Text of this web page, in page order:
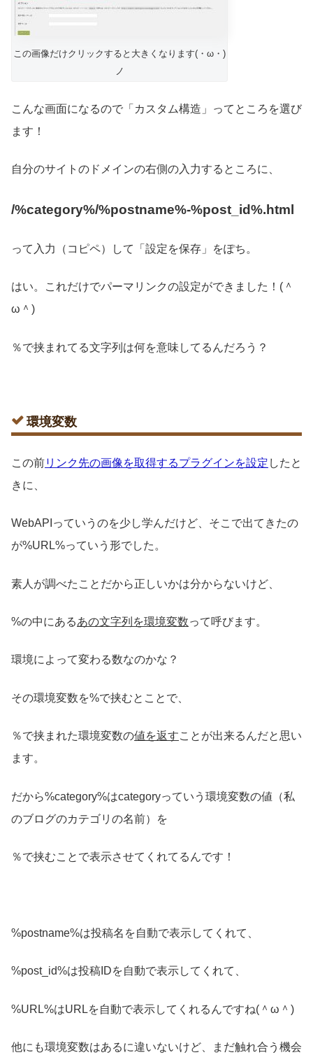
この画像だけクリックすると大きくなります(・ω・)
ノ
こんな画面になるので「カスタム構造」ってところを選び
ます！
自分のサイトのドメインの右側の入力するところに、
/%category%/%postname%-%post_id%.html
って入力（コピペ）して「設定を保存」をぽち。
はい。これだけでパーマリンクの設定ができました！(＾
ω＾)
％で挟まれてる文字列は何を意味してるんだろう？
環境変数
この前リンク先の画像を取得するプラグインを設定 したと
きに、
WebAPIっていうのを少し学んだけど、そこで出てきたの
が%URL%っていう形でした。
素人が調べたことだから正しいかは分からないけど、
%の中にあるあの文字列を環境変数って呼びます。
環境によって変わる数なのかな？
その環境変数を%で挟むとことで、
％で挟まれた環境変数の値を返すことが出来るんだと思い
ます。
だから%category%はcategoryっていう環境変数の値（私
のブログのカテゴリの名前）を
％で挟むことで表示させてくれてるんです！
%postname%は投稿名を自動で表示してくれて、
%post_id%は投稿IDを自動で表示してくれて、
%URL%はURLを自動で表示してくれるんですね(＾ω＾)
他にも環境変数はあるに違いないけど、まだ触れ合う機会